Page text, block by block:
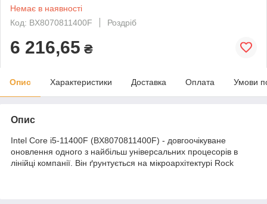
Немає в наявності
Код: BX8070811400F
Роздріб
6 216,65 ₴
Опис Характеристики Доставка Оплата Умови
Опис
Intel Core i5-11400F (BX8070811400F) - довгоочікуване
оновлення одного з найбільш універсальних процесорів в
лінійці компанії. Він ґрунтується на мікроархітектурі Rock